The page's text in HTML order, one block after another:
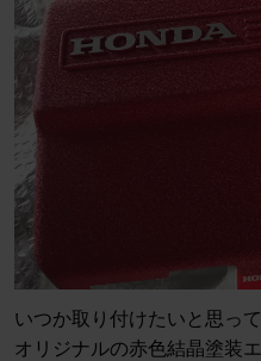
いつか取り付けたいと思っ
オリジナルの赤色結晶塗装